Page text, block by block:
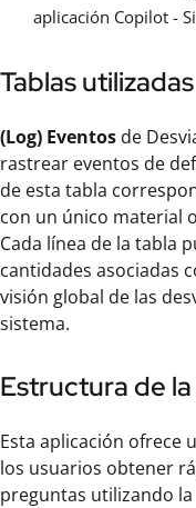
aplicación Copilot -
Tablas utilizadas
(Log) Eventos de
rastrear eventos de
de esta tabla
con un único material
Cada línea de la tabla
cantidades asociadas
visión global de las
sistema.
Estructura de
Esta aplicación ofrece
los usuarios obtener
preguntas utilizando la